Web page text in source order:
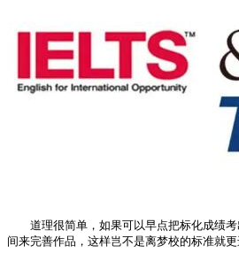
道理很简单，如果可以早点把标化成绩考
间来完善作品，这样岂不是离梦校的标准就更